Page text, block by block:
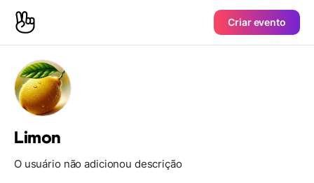
Criar evento
Limon
O usuário não adicionou descrição